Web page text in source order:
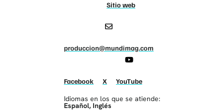
Sitio web
produccion@mundimag.com
Facebook X YouTube
Idiomas en los que se atiende:
Español, Inglés